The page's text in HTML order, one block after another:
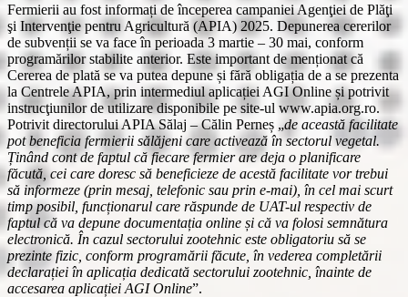
Fermierii au fost informați de începerea campaniei Agenţiei de Plăţi
şi Intervenţie pentru Agricultură (APIA) 2025. Depunerea cererilor
de subvenții se va face în perioada 3 martie – 30 mai, conform
programărilor stabilite anterior. Este important de menționat că
Cererea de plată se va putea depune și fără obligația de a se prezenta
la Centrele APIA, prin intermediul aplicației AGI Online și potrivit
instrucţiunilor de utilizare disponibile pe site-ul www.apia.org.ro.
Potrivit directorului APIA Sălaj – Călin Perneș „de această facilitate
pot beneficia fermierii sălăjeni care activează în sectorul vegetal.
Ținând cont de faptul că fiecare fermier are deja o planificare
făcută, cei care doresc să beneficieze de acestă facilitate vor trebui
să informeze (prin mesaj, telefonic sau prin e-mai), în cel mai scurt
timp posibil, funcționarul care răspunde de UAT-ul respectiv de
faptul că va depune documentația online și că va folosi semnătura
electronică. În cazul sectorului zootehnic este obligatoriu să se
prezinte fizic, conform programării făcute, în vederea completării
declarației în aplicația dedicată sectorului zootehnic, înainte de
accesarea aplicației AGI Online”.